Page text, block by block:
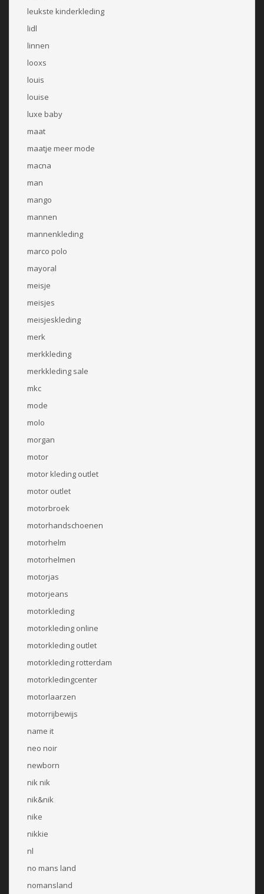
leukste kinderkleding
lidl
linnen
looxs
louis
louise
luxe baby
maat
maatje meer mode
macna
man
mango
mannen
mannenkleding
marco polo
mayoral
meisje
meisjes
meisjeskleding
merk
merkkleding
merkkleding sale
mkc
mode
molo
morgan
motor
motor kleding outlet
motor outlet
motorbroek
motorhandschoenen
motorhelm
motorhelmen
motorjas
motorjeans
motorkleding
motorkleding online
motorkleding outlet
motorkleding rotterdam
motorkledingcenter
motorlaarzen
motorrijbewijs
name it
neo noir
newborn
nik nik
nik&nik
nike
nikkie
nl
no mans land
nomansland